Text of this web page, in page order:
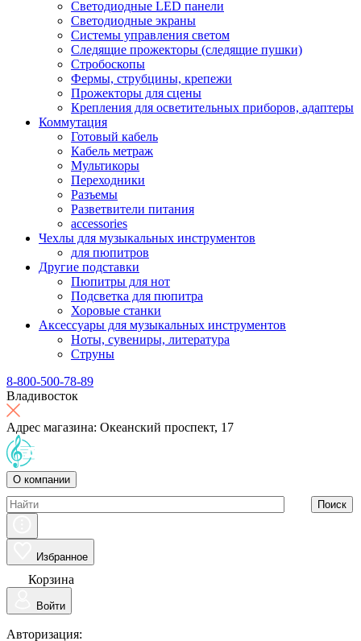
Светодиодные LED панели
Светодиодные экраны
Системы управления светом
Следящие прожекторы (следящие пушки)
Стробоскопы
Фермы, струбцины, крепежи
Прожекторы для сцены
Крепления для осветительных приборов, адаптеры
Коммутация
Готовый кабель
Кабель метраж
Мультикоры
Переходники
Разъемы
Разветвители питания
accessories
Чехлы для музыкальных инструментов
для пюпитров
Другие подставки
Пюпитры для нот
Подсветка для пюпитра
Хоровые станки
Аксессуары для музыкальных инструментов
Ноты, сувениры, литература
Струны
8-800-500-78-89
Владивосток
Адрес магазина: Океанский проспект, 17
О компании
Поиск
Избранное
Корзина
Войти
Авторизация: